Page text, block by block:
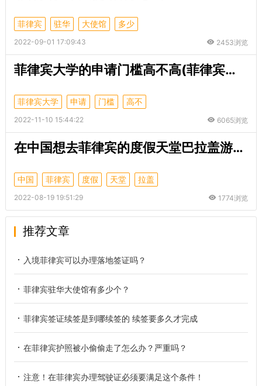
菲律宾 驻华 大使馆 多少
2022-09-01 17:09:43 2453浏览
菲律宾大学的申请门槛高不高(菲律宾留学门槛)
菲律宾大学 申请 门槛 高不
2022-11-10 15:44:22 6065浏览
在中国想去菲律宾的度假天堂巴拉盖游玩，办理什么签证？
中国 菲律宾 度假 天堂 拉盖
2022-08-19 19:51:29 1774浏览
推荐文章
入境菲律宾可以办理落地签证吗？
菲律宾驻华大使馆有多少个？
菲律宾签证续签是到哪续签的 续签要多久才完成
在菲律宾护照被小偷偷走了怎么办？严重吗？
注意！在菲律宾办理驾驶证必须要满足这个条件！